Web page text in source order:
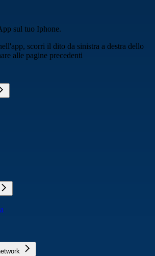
sul tuo Iphone.
scorri il dito da sinistra a destra dello
alle pagine precedenti